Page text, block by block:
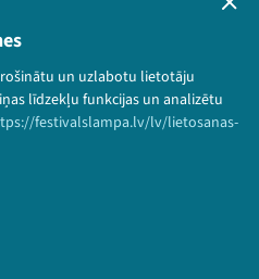
un uzlabotu lietotāju
līdzekļu funkcijas un analizētu
festivalslampa.lv/lv/lietosanas-
Visas tiesības